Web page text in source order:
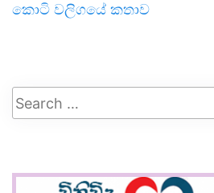
කොටි වලිගයේ කතාව